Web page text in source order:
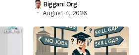
Biggani Org
August 4, 2026